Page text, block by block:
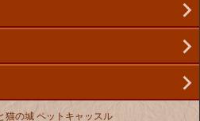
猫の城 ペットキャッスル